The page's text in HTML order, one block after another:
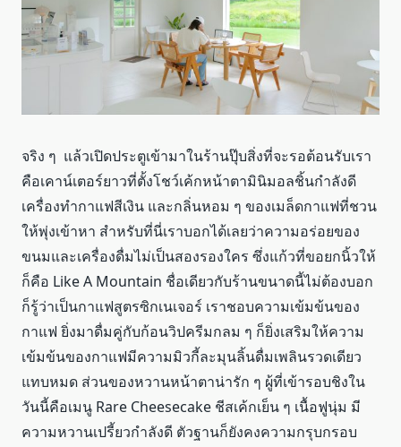
จริง ๆ แล้วเปิดประตูเข้ามาในร้านปุ๊บสิ่งที่จะรอต้อนรับเรา
คือเคาน์เตอร์ยาวที่ตั้งโชว์เค้กหน้าตามินิมอลชิ้นกำลังดี
เครื่องทำกาแฟสีเงิน และกลิ่นหอม ๆ ของเมล็ดกาแฟที่ชวน
ให้พุ่งเข้าหา สำหรับที่นี่เราบอกได้เลยว่าความอร่อยของ
ขนมและเครื่องดื่มไม่เป็นสองรองใคร ซึ่งแก้วที่ขอยกนิ้วให้
ก็คือ Like A Mountain ชื่อเดียวกับร้านขนาดนี้ไม่ต้องบอก
ก็รู้ว่าเป็นกาแฟสูตรซิกเนเจอร์ เราชอบความเข้มข้นของ
กาแฟ ยิ่งมาดื่มคู่กับก้อนวิปครีมกลม ๆ ก็ยิ่งเสริมให้ความ
เข้มข้นของกาแฟมีความมิวกี้ละมุนลิ้นดื่มเพลินรวดเดียว
แทบหมด ส่วนของหวานหน้าตาน่ารัก ๆ ผู้ที่เข้ารอบชิงใน
วันนี้คือเมนู Rare Cheesecake ชีสเค้กเย็น ๆ เนื้อฟูนุ่ม มี
ความหวานเปรี้ยวกำลังดี ตัวฐานก็ยังคงความกรุบกรอบ